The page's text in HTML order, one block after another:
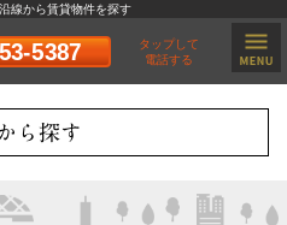
線から賃貸物件を探す
5387
タップして
電話する
ら探す